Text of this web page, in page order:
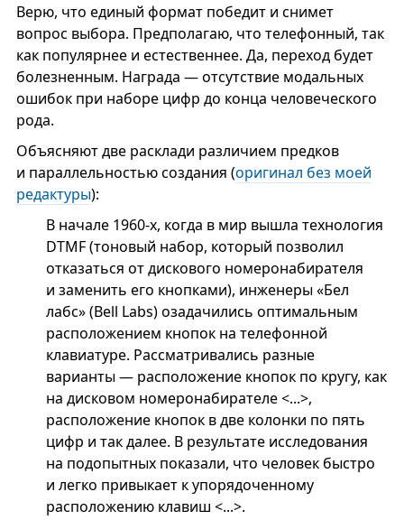
Верю, что единый формат победит и снимет
вопрос выбора. Предполагаю, что телефонный, так
как популярнее и естественнее. Да, переход будет
болезненным. Награда — отсутствие модальных
ошибок при наборе цифр до конца человеческого
рода.
Объясняют две расклади различием предков
и параллельностью создания (оригинал без моей
редактуры):
В начале 1960-х, когда в мир вышла технология
DTMF (тоновый набор, который позволил
отказаться от дискового номеронабирателя
и заменить его кнопками), инженеры «Бел
лабс» (Bell Labs) озадачились оптимальным
расположением кнопок на телефонной
клавиатуре. Рассматривались разные
варианты — расположение кнопок по кругу, как
на дисковом номеронабирателе <...>,
расположение кнопок в две колонки по пять
цифр и так далее. В результате исследования
на подопытных показали, что человек быстро
и легко привыкает к упорядоченному
расположению клавиш <...>.